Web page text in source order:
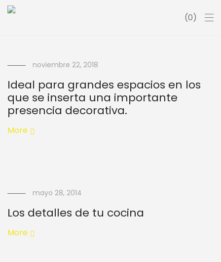
0
noviembre 22, 2018
Ideal para grandes espacios en los
que se inserta una importante
presencia decorativa.
More
mayo 28, 2014
Los detalles de tu cocina
More